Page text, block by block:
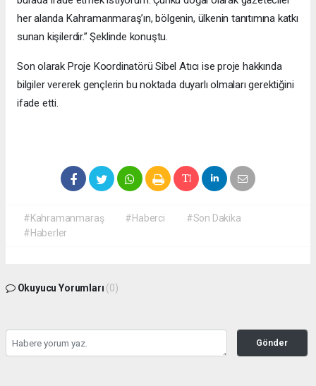
her alanda Kahramanmaraş’ın, bölgenin, ülkenin tanıtımına katkı
sunan kişilerdir.” Şeklinde konuştu.
Son olarak Proje Koordinatörü Sibel Atıcı ise proje hakkında
bilgiler vererek gençlerin bu noktada duyarlı olmaları gerektiğini
ifade etti.
#Kahramanmaraş #Haberci
#Son Dakika
#Haberler
Okuyucu Yorumları (0)
Gönder